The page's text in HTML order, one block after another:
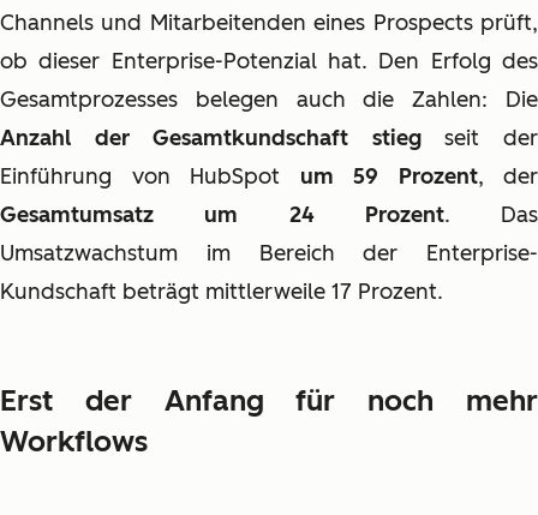
Channels und Mitarbeitenden eines Prospects prüft,
ob dieser Enterprise-Potenzial hat. Den Erfolg des
Gesamtprozesses belegen auch die Zahlen: Die
Anzahl der Gesamtkundschaft stiegseit der
Einführung von HubSpot um 59 Prozent, der
Gesamtumsatz um 24 Prozent. Das
Umsatzwachstum im Bereich der Enterprise-
Kundschaft beträgt mittlerweile 17 Prozent.
Erst der Anfang für noch mehr
Workflows